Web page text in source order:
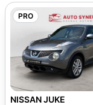
PRO
NISSAN JUKE